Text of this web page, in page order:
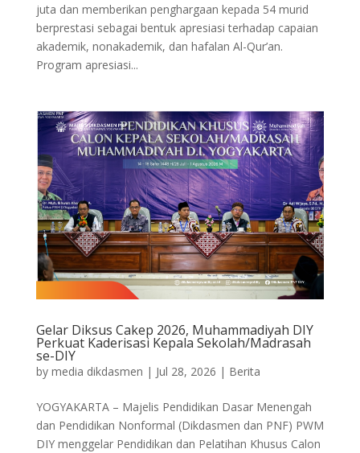
juta dan memberikan penghargaan kepada 54 murid
berprestasi sebagai bentuk apresiasi terhadap capaian
akademik, nonakademik, dan hafalan Al-Qur’an.
Program apresiasi...
Gelar Diksus Cakep 2026, Muhammadiyah DIY
Perkuat Kaderisasi Kepala Sekolah/Madrasah
se-DIY
by media dikdasmen | Jul 28, 2026 | Berita
YOGYAKARTA – Majelis Pendidikan Dasar Menengah
dan Pendidikan Nonformal (Dikdasmen dan PNF) PWM
DIY menggelar Pendidikan dan Pelatihan Khusus Calon